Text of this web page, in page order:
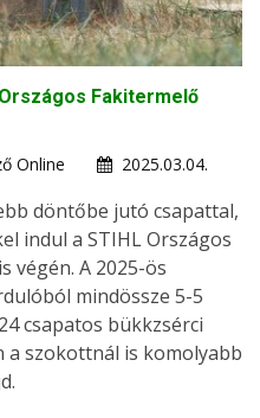
Fakitermelő
Online
2025.03.04.
döntőbe jutó csapattal,
indul a STIHL Országos
végén. A 2025-ös
mindössze 5-5
csapatos bükkzsérci
a szokottnál is komolyabb